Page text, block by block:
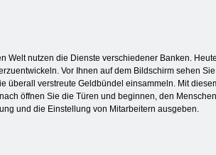
Welt nutzen die Dienste verschiedener Banken.
Vor Ihnen auf dem Bildschirm sehen
überall verstreute Geldbündel einsammeln. Mit
öffnen Sie die Türen und beginnen, den
und die Einstellung von Mitarbeitern ausgeben.